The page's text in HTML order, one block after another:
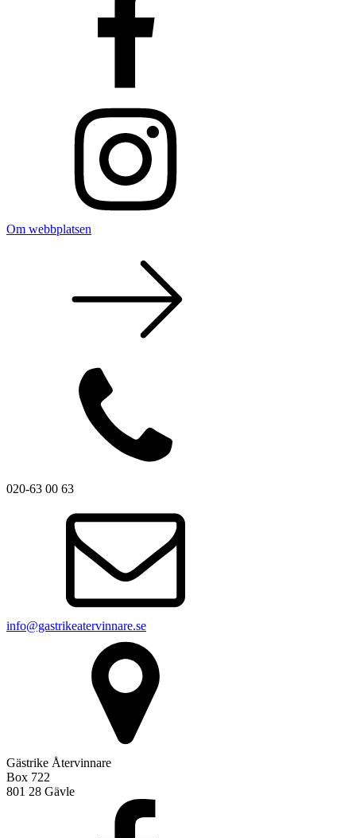
Om webbplatsen
020-63 00 63
info@gastrikeatervinnare.se
Gästrike Återvinnare
Box 722
801 28 Gävle